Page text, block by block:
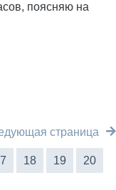
поясняю на
страница
18 19 20